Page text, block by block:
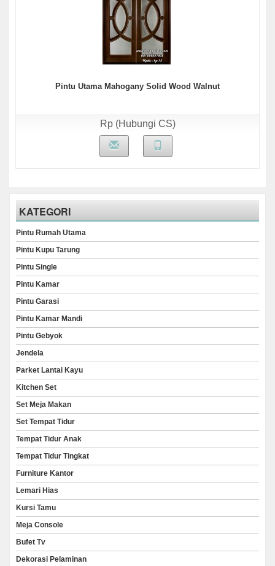
Pintu Utama Mahogany Solid Wood Walnut
Rp (Hubungi CS)
KATEGORI
Pintu Rumah Utama
Pintu Kupu Tarung
Pintu Single
Pintu Kamar
Pintu Garasi
Pintu Kamar Mandi
Pintu Gebyok
Jendela
Parket Lantai Kayu
Kitchen Set
Set Meja Makan
Set Tempat Tidur
Tempat Tidur Anak
Tempat Tidur Tingkat
Furniture Kantor
Lemari Hias
Kursi Tamu
Meja Console
Bufet Tv
Dekorasi Pelaminan